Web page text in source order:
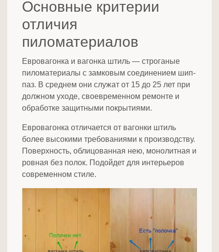
Основные критерии
отличия
пиломатериалов
Евровагонка и вагонка штиль — строганые
пиломатериалы с замковым соединением шип-
паз. В среднем они служат от 15 до 25 лет при
должном уходе, своевременном ремонте и
обработке защитными покрытиями.
Евровагонка отличается от вагонки штиль
более высокими требованиями к производству.
Поверхность, облицованная нею, монолитная и
ровная без полок. Подойдет для интерьеров
современном стиле.